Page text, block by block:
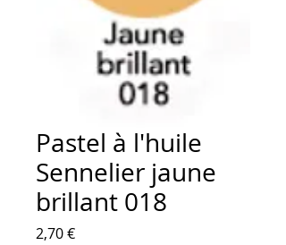
Pastel à l'huile
Sennelier jaune
brillant 018
2,70 €Prix